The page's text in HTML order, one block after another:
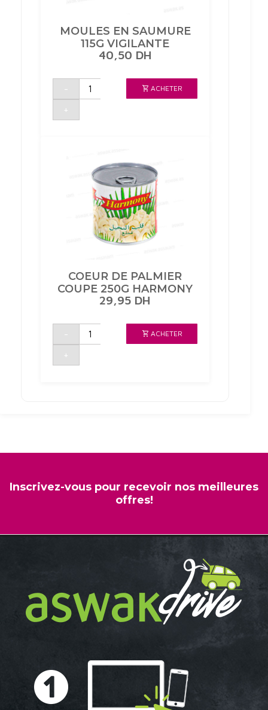
MOULES EN SAUMURE
115G VIGILANTE
40,50 DH
-
quantité
MOULES
115G
+
ACHETER
COEUR DE PALMIER
COUPE 250G HARMONY
29,95 DH
-
quantité
COEUR
COUPE
+
ACHETER
Inscrivez-vous pour recevoir nos meilleures
offres!